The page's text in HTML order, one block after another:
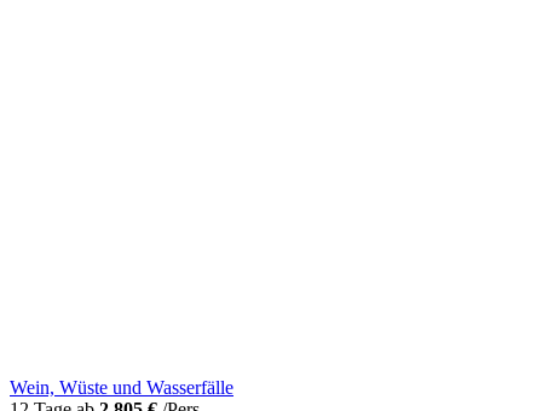
Wein, Wüste und Wasserfälle